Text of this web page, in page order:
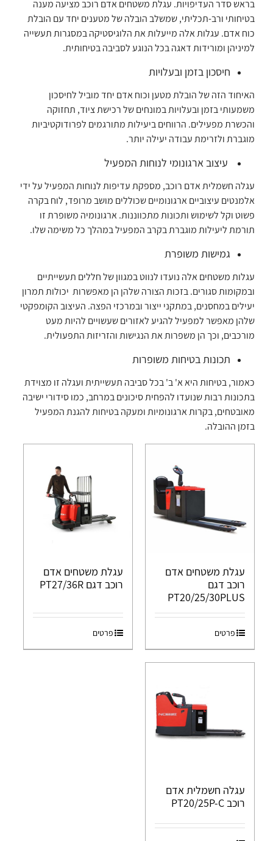
בראש סדר העדיפויות. עגלת משטחים אדם רוכב מציעה מענה
בטיחותי ורב-תכליתי, שמשלב הובלה של מטענים יחד עם הובלת
כוח אדם. עגלות אלה מייעלות את הלוגיסטיקה במסגרות תעשייה
למיניהן ומורידות דאגה בכל הנוגע לסביבה בטיחותית.
חיסכון בזמן ובעלויות
האיחוד הזה של הובלת מטען וכוח אדם יחד מוביל לחיסכון
משמעותי בזמן ובעלויות במונחים של רכישת ציוד, תחזוקה
והכשרת מפעילים. הרווחים ביעילות מתורגמים לפרודוקטיביות
מוגברת ולזרימת עבודה יעילה יותר.
עיצוב ארגונומי לנוחות המפעיל
עגלה חשמלית אדם רוכב, מספקת עדיפות לנוחות המפעיל על ידי
אלמנטים עיצוביים ארגונומיים שכוללים מושב מרופד, לוח בקרה
פשוט וקל לשימוש ותכונות מתכווננות. ארגונומיה משופרת זו
תורמת ליעילות מוגברת בקרב המפעיל במהלך כל משימה שלו.
גמישות משופרת
עגלות משטחים אלה נועדו לנווט במגוון של חללים תעשייתיים
ובמקומות סגורים. בזכות הצורה שלהן הן מאפשרות יכולות תמרון
יעילים במחסנים, במתקני ייצור ובמרכזי הפצה. העיצוב הקומפקטי
שלהן מאפשר למפעיל להגיע לאזורים שעשויים להיות מעט
מורכבים, וכך הן משפרות את הנגישות והזריזות התפעולית.
תכונות בטיחות משופרות
כאמור, בטיחות היא א' ב' בכל סביבה תעשייתית ועגלה זו מצוידת
בתכונות רבות שנועדו להפחית סיכונים במרחב, כמו סידורי ישיבה
מאובטחים, בקרות ארגונומיות ומעקה בטיחות להגנת המפעיל
בזמן ההובלה.
עגלת משטחים אדם
רוכב דגם
PT20/25/30PLUS
פרטים
עגלת משטחים אדם
רוכב דגם PT27/36R
פרטים
עגלה חשמלית אדם
רוכב PT20/25P-C